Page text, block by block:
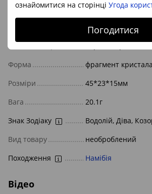
ознайомитися на сторінці Угода
Погодитися
Камінь/мінерал
Форма
фрагмент
Розміри
45*23*15мм
Вага
20.1г
Знак Зодіаку
Водолій, Діва,
Вид товару
необроблений
Походження
Намібія
Відео